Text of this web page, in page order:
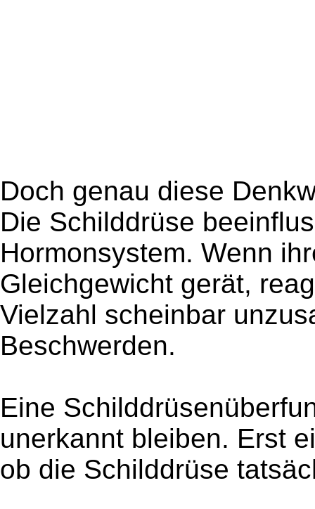
Doch genau diese
Die Schilddrüse
Hormonsystem. Wenn
Gleichgewicht gerät,
Vielzahl scheinbar
Beschwerden.
Eine
unerkannt bleiben. Erst
ob die Schilddrüse